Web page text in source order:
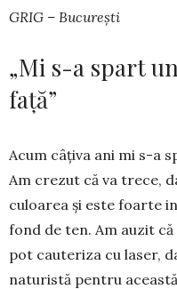
GRIG – București
„Mi s-a spart
față”
Acum câțiva ani mi s-a
Am cre­zut că va trece,
culoarea și este foarte
fond de ten. Am auzit
pot cauteriza cu lase­r,
naturistă pen­tru